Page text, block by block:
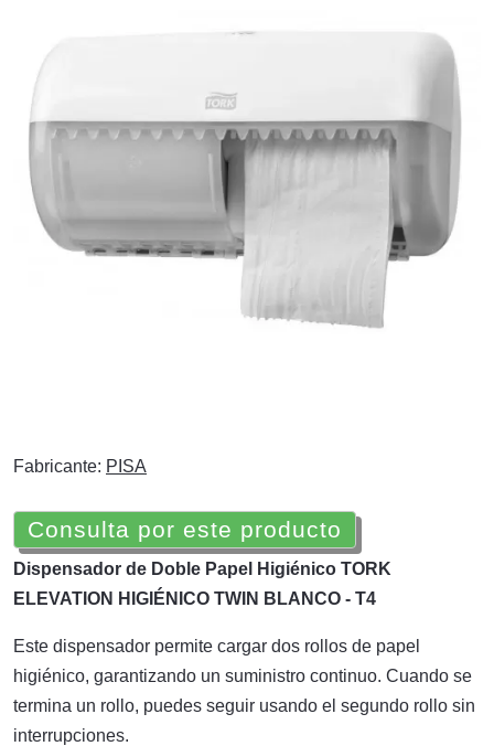
Fabricante: PISA
Consulta por este producto
Dispensador de Doble Papel Higiénico TORK
ELEVATION HIGIÉNICO TWIN BLANCO - T4
Este dispensador permite cargar dos rollos de papel
higiénico, garantizando un suministro continuo. Cuando se
termina un rollo, puedes seguir usando el segundo rollo sin
interrupciones.